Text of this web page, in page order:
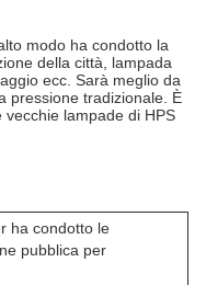
modo ha condotto la
della città, lampada
ecc. Sarà meglio da
pressione tradizionale. È
lampade di HPS
ha condotto le
pubblica per